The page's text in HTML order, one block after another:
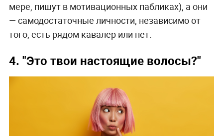
мере, пишут в мотивационных пабликах), а они
— самодостаточные личности, независимо от
того, есть рядом кавалер или нет.
4. "Это твои настоящие волосы?"